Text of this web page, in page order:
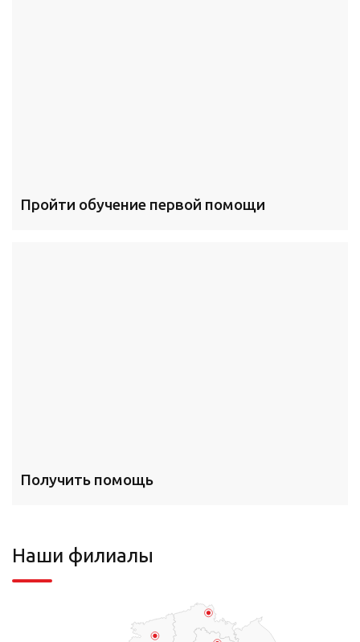
Пройти обучение первой помощи
Получить помощь
Наши филиалы